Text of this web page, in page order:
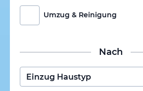
Umzug & Reinigung
Nach